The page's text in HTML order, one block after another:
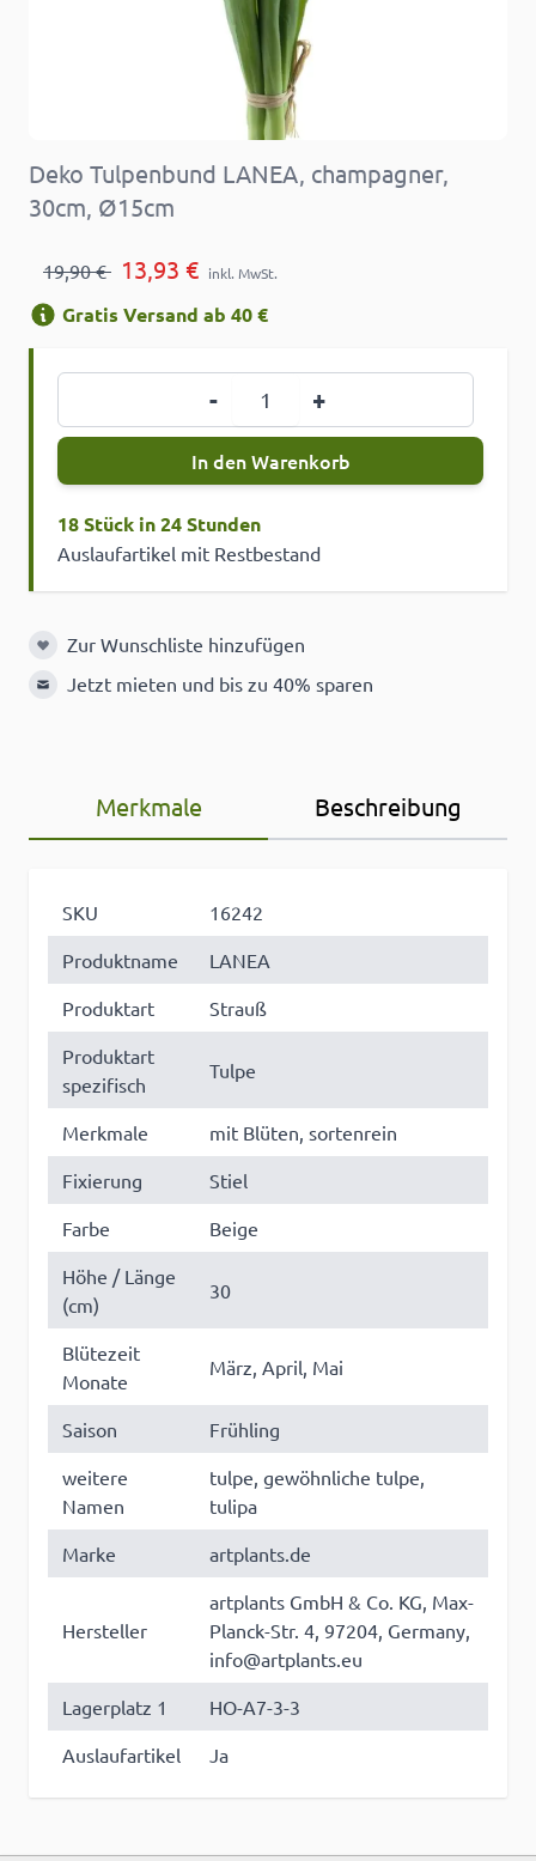
Deko Tulpenbund LANEA, champagner,
30cm, Ø15cm
19,90 € 13,93 € inkl. MwSt.
Gratis Versand ab 40 €
- +
In den Warenkorb
18 Stück in 24 Stunden
Auslaufartikel mit Restbestand
Zur Wunschliste hinzufügen
Zur Wunschliste hinzufügen
Jetzt mieten und bis zu 40% sparen
Merkmale Beschreibung
SKU
16242
Produktname
LANEA
Produktart
Strauß
Produktart
spezifisch
Tulpe
Merkmale
mit Blüten, sortenrein
Fixierung
Stiel
Farbe
Beige
Höhe / Länge
(cm)
30
Blütezeit
Monate
März, April, Mai
Saison
Frühling
weitere
Namen
tulpe, gewöhnliche tulpe,
tulipa
Marke
artplants.de
Hersteller
artplants GmbH & Co. KG, Max-
Planck-Str. 4, 97204, Germany,
info@artplants.eu
Lagerplatz 1
HO-A7-3-3
Auslaufartikel
Ja